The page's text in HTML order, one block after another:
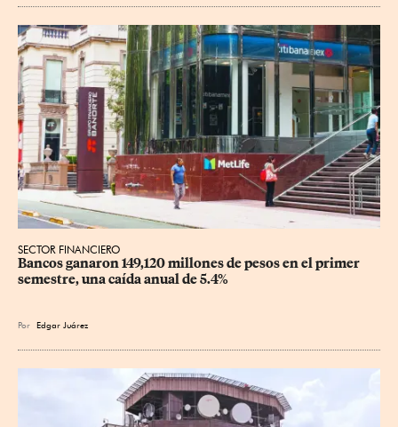
SECTOR FINANCIERO
Bancos ganaron 149,120 millones de pesos en el primer
semestre, una caída anual de 5.4%
Por Edgar Juárez